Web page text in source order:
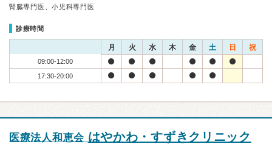
腎臓専門医、小児科専門医
診療時間
月 火 水 木 金 土 日 祝
09:00-12:00
17:30-20:00
医療法人和恵会 はやかわ・すずきクリニック